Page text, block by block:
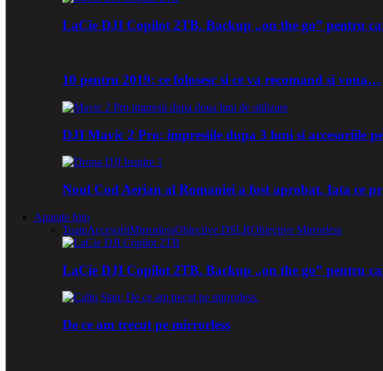
LaCie DJI Copilot 2TB. Backup „on the go” pentru
10 pentru 2019: ce folosesc si ce va recomand si voua…
DJI Mavic 2 Pro: impresiile dupa 3 luni si accesoriile
Noul Cod Aerian al Romaniei a fost aprobat. Iata ce
Aparate foto
ToateAccesoriiMirrorlessObiective DSLRObiective Mirrorless
LaCie DJI Copilot 2TB. Backup „on the go” pentru
De ce am trecut pe mirrorless